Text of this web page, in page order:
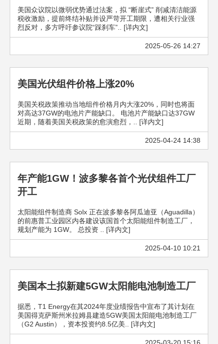
美国众议院以微弱优势通过法案，拟 “断崖式” 削减清洁能源
税收激励，提前终结补贴并设严苛开工期限，遭相关行业强
烈反对，多方呼吁参议院“踩刹车”.. [详内文]
2025-05-26 14:27
美国光伏组件价格上涨20%
美国关税政策推动当地组件价格月内大涨20%，同时也将面
对高达37GW的电池片产能缺口。 电池片产能缺口达37GW
近期，随着美国关税政策的愈演愈烈，.. [详内文]
2025-04-24 14:38
年产能1GW！波多黎各首个光伏组件工厂
开工
太阳能组件制造商 Solx 正在波多黎各阿瓜迪亚（Aguadilla）
的前惠普工业园区内各建设该国首个太阳能组件制造工厂，
规划产能为 1GW。 总投资 .. [详内文]
2025-04-10 10:21
美国本土拟新建5GW太阳能电池制造工厂
据悉，T1 Energy在其2024年度业绩报告中宣布了其计划在
美国得克萨斯州米拉姆县建造5GW美国太阳能电池制造工厂
（G2 Austin），资本投资约8.5亿美.. [详内文]